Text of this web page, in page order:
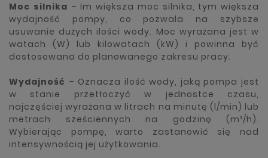
Moc silnika – Im większa moc silnika, tym większa
wydajność pompy, co pozwala na szybsze
usuwanie dużych ilości wody. Moc wyrażana jest w
watach (W) lub kilowatach (kW) i powinna być
dostosowana do planowanego zakresu pracy.
Wydajność – Oznacza ilość wody, jaką pompa jest
w stanie przetłoczyć w jednostce czasu,
najczęściej wyrażana w litrach na minutę (l/min) lub
metrach sześciennych na godzinę (m³/h).
Wybierając pompę, warto zastanowić się nad
intensywnością jej użytkowania.